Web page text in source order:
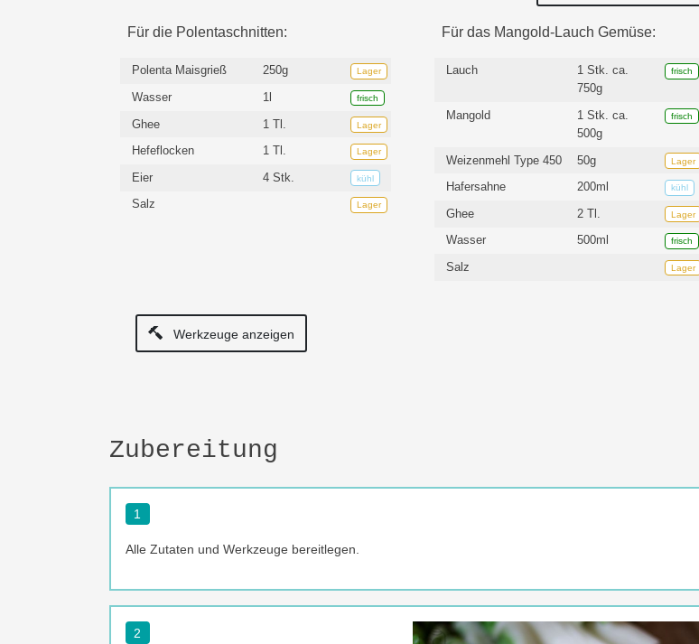
Für die Polentaschnitten:
Polenta Maisgrieß 250g Lager
Wasser 1l frisch
Ghee 1 Tl. Lager
Hefeflocken 1 Tl. Lager
Eier 4 Stk. kühl
Salz Lager
Für das Mangold-Lauch Gemüse:
Lauch
1 Stk. ca.
750g
frisch
Mangold
1 Stk. ca.
500g
frisch
Weizenmehl Type 450 50g Lager
Hafersahne 200ml kühl
Ghee 2 Tl. Lager
Wasser 500ml frisch
Salz Lager
Werkzeuge anzeigen
Zubereitung
1
Alle Zutaten und Werkzeuge bereitlegen.
2